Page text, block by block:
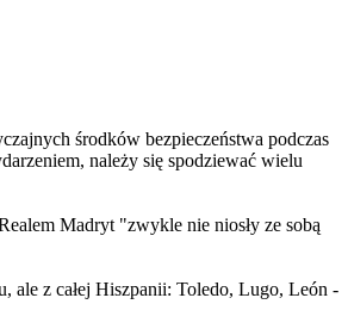
środków bezpieczeństwa podczas
należy się spodziewać wielu
Madryt "zwykle nie niosły ze sobą
z całej Hiszpanii: Toledo, Lugo, León -